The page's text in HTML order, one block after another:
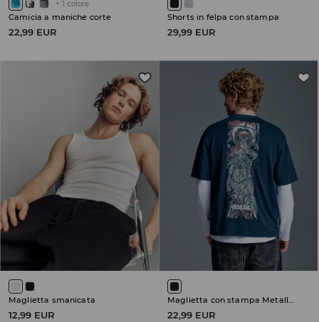
+ 1 colore
Camicia a maniche corte
22,99 EUR
Shorts in felpa con stampa
29,99 EUR
Maglietta smanicata
12,99 EUR
Maglietta con stampa Metallica
22,99 EUR